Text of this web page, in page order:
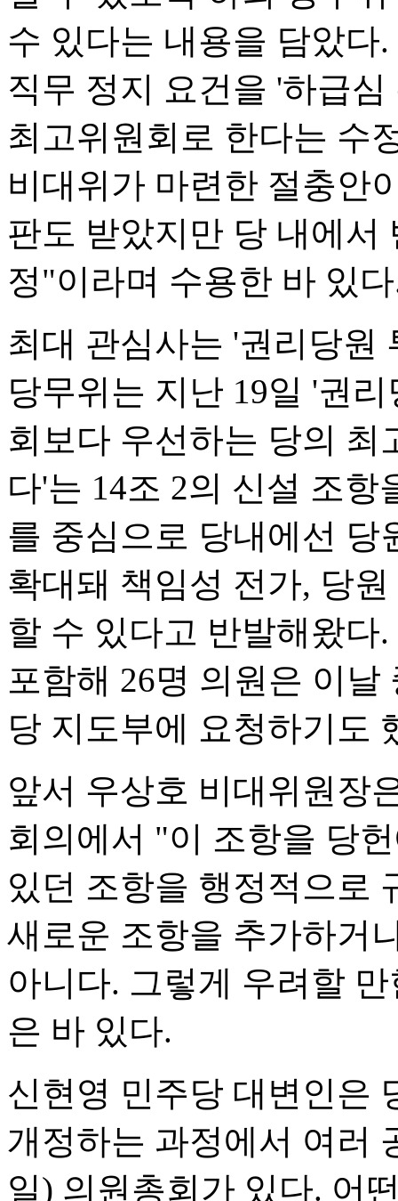
수 있다는 내용을 담았다
직무 정지 요건을 '하급
최고위원회로 한다는 수
비대위가 마련한 절충안
판도 받았지만 당 내에
정"이라며 수용한 바 있
최대 관심사는 '권리당원
당무위는 지난 19일 '권
회보다 우선하는 당의 최
다'는 14조 2의 신설 조
를 중심으로 당내에선 당
확대돼 책임성 전가, 당
할 수 있다고 반발해왔다
포함해 26명 의원은 이
당 지도부에 요청하기도
앞서 우상호 비대위원장
회의에서 "이 조항을 당
있던 조항을 행정적으로
새로운 조항을 추가하거
아니다. 그렇게 우려할
은 바 있다.
신현영 민주당 대변인은
개정하는 과정에서 여러
일) 의원총회가 있다. 어